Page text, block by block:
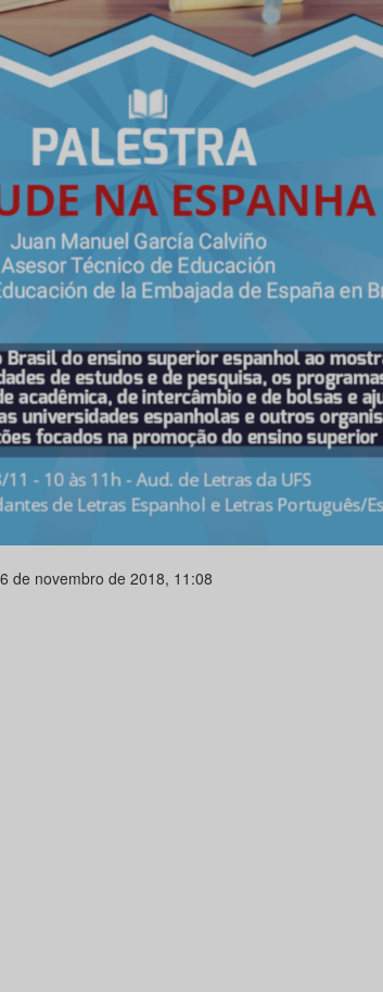
de novembro de 2018, 11:08